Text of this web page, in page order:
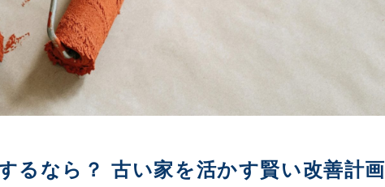
るなら？ 古い家を活かす賢い改善計画